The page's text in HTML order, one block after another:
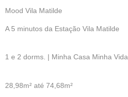
Mood Vila Matilde
A 5 minutos da Estação Vila Matilde
1 e 2 dorms. | Minha Casa Minha Vida
28,98m² até 74,68m²